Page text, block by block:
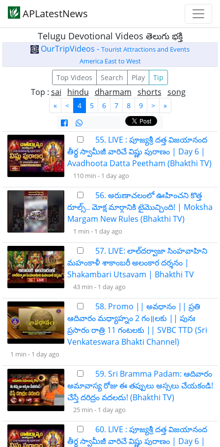
APLatestNews
Telugu Devotional Videos తెలుగు భక్తి
OurTripVideos - Tourist Attractions and Events
America East to West
Top Videos Search Play Tip
Top : sai hindu dharmam shorts song
« < 4 5 6 7 8 9 > »
55. LIVE : పూజ్యశ్రీ దత్త విజయానంద
తీర్థ స్వామీజీ వారిచే విష్ణు పురాణం | Day 6 |
Avadhoota Datta Peetham (Bhakthi TV)
110 min - 1 day ago
56. అరుణాచలంలో ఊహించని కొత్త
రూల్స్.. మోక్ష మార్గానికి టైమొచ్చింది! | Moksha
Margam New Rules (Bhakthi TV)
1 min - 1 day ago
57. LIVE: లాల్‌దర్వాజా సింహవాహిని
మహంకాళీ శాకాంబరీ అలంకార దర్శనం |
Shakambari Utsavam | Bhakthi TV
43 min - 1 day ago
58. ​​Promo || అవధానం || ప్రతి
ఆదివారం మధ్యాహ్నం 2 గం॥లకు || పునః
ప్రసారం రాత్రి 11 గంటలకు || SVBC TTD (Sri
Venkateswara Bhakti Channel)
1 min - 1 day ago
59. Sri Bramma Padam: ఆదివారం
అమావాస్య రోజు ఈ తప్పులు అస్సలు చేయకండి!
చేస్తే దరిద్రం వదలదు! (Bhakthi TV)
25 min - 1 day ago
60. LIVE : పూజ్యశ్రీ దత్త విజయానంద
తీర్థ స్వామీజీ వారిచే విష్ణు పురాణం | Day 6 |